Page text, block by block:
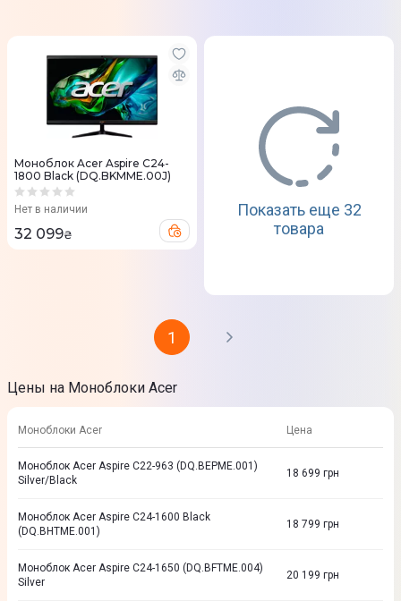
Моноблок Acer Aspire C24-
1800 Black (DQ.BKMME.00J)
Нет в наличии
32 099₴
Показать еще 32
товара
1
Цены на Моноблоки Acer
Моноблоки Acer Цена
Моноблок Acer Aspire C22-963 (DQ.BEPME.001)
Silver/Black
18 699 грн
Моноблок Acer Aspire C24-1600 Black
(DQ.BHTME.001)
18 799 грн
Моноблок Acer Aspire C24-1650 (DQ.BFTME.004)
Silver
20 199 грн